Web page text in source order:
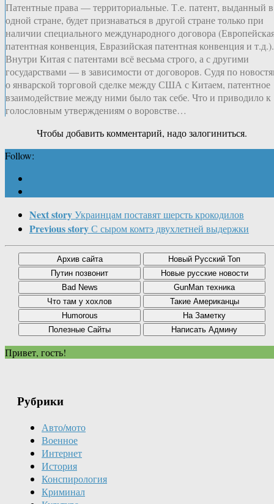
Патентные права — территориальные. Т.е. патент, выданный в
одной стране, будет признаваться в другой стране только при
наличии специального международного договора
патентная конвенция, Евразийская патентная конвенция и т.д.).
Внутри Китая с патентами всё весьма строго, а с другими
государствами — в зависимости от договоров. Судя по
о январской торговой сделке между США с Китаем, патентное
взаимодействие между ними было так себе. Что и приводило к
голословным утверждениям о воровстве…
Чтобы добавить комментарий, надо залогиниться.
Follow:
Next storyУкраинцам поставят шерсть крокодилов
Previous storyС сыром комтэ двухлетней выдержки
Привет, гость!
Рубрики
Авто/мото
Военное
Интернет
История
Конспирология
Криминал